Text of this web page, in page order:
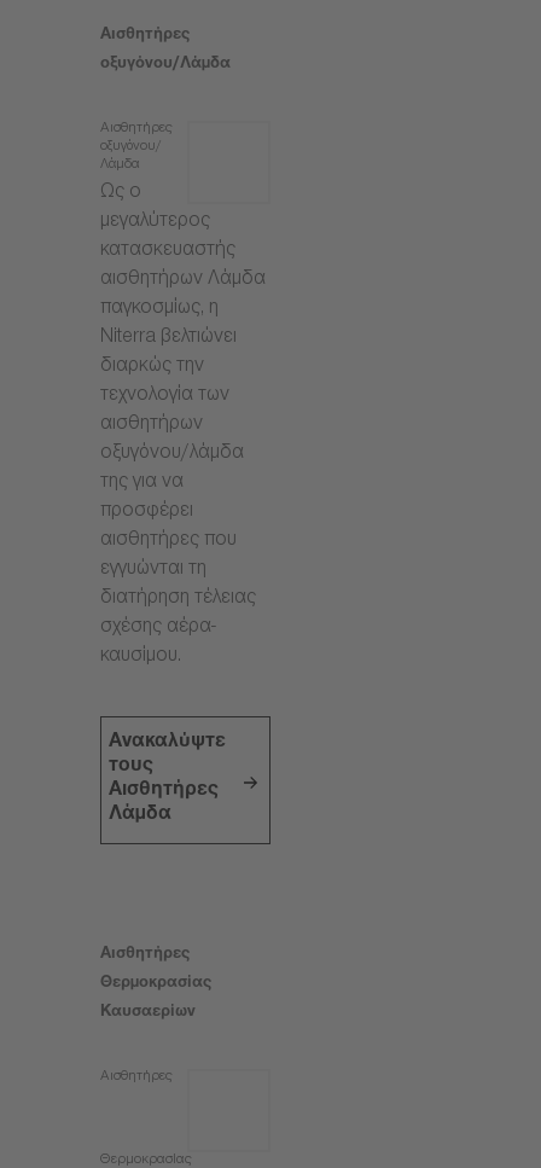
Αισθητήρες
οξυγόνου/Λάμδα
Αισθητήρες
οξυγόνου/
Λάμδα
Ως ο
μεγαλύτερος
κατασκευαστής
αισθητήρων Λάμδα
παγκοσμίως, η
Niterra βελτιώνει
διαρκώς την
τεχνολογία των
αισθητήρων
οξυγόνου/λάμδα
της για να
προσφέρει
αισθητήρες που
εγγυώνται τη
διατήρηση τέλειας
σχέσης αέρα-
καυσίμου.
Ανακαλύψτε
τους
Αισθητήρες
Λάμδα
Αισθητήρες
Θερμοκρασίας
Καυσαερίων
Αισθητήρες
Θερμοκρασίας